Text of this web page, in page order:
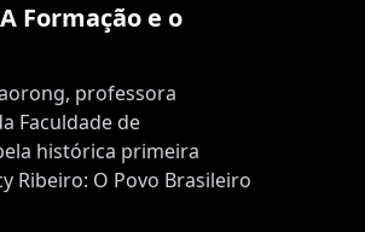
Formação e o
professora
Faculdade de
histórica primeira
Ribeiro: O Povo Brasileiro